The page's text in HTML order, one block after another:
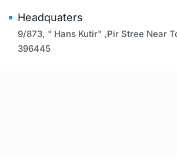
Headquaters
9/873, " Hans Kutir" ,Pir Stree Near
396445